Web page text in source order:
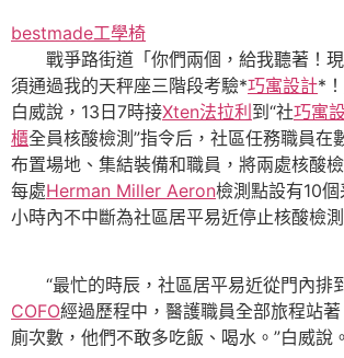
bestmade工學椅
戰爭路街道「你們兩個，給我聽著！現
須通過我的天秤座三階段考驗*巧寓設計*
白威說，13日7時接Xten法拉利到“社巧寓
櫃全員核酸檢測”指令后，社區任務職員在
布置場地、集結裝備和職員，將兩處核酸
每處Herman Miller Aeron檢測點設有10
小時內不中斷為社區居平易近停止核酸檢測
“最忙的時辰，社區居平易近從門內排
COFO經過歷程中，醫護職員全部旅程站
廁次數，他們不敢多吃飯、喝水。”白威說。